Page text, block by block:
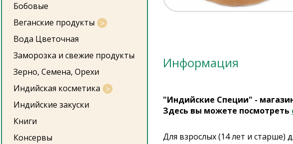
Бобовые
Веганские продукты
Вода Цветочная
Заморозка и свежие продукты
Зерно, Семена, Орехи
Индийская косметика
Индийские закуски
Книги
Консервы
Информация
"Индийские Специи" -
Здесь вы можете посмотреть
Для взрослых (14 лет и старше)